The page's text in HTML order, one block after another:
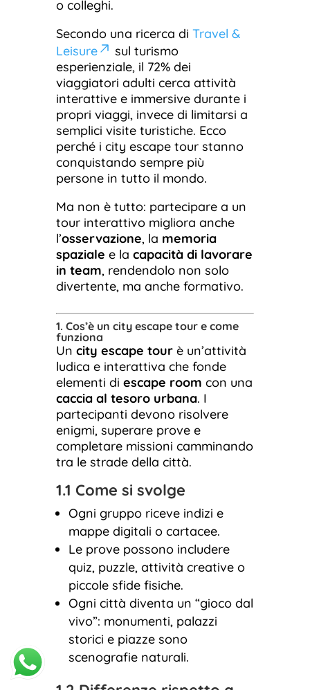
o colleghi.
Secondo una ricerca di Travel &
Leisure
sul turismo
esperienziale, il 72% dei
viaggiatori adulti cerca attività
interattive e immersive durante i
propri viaggi, invece di limitarsi a
semplici visite turistiche. Ecco
perché i city escape tour stanno
conquistando sempre più
persone in tutto il mondo.
Ma non è tutto: partecipare a un
tour interattivo migliora anche
l’osservazione, la memoria
spaziale e la capacità di lavorare
in team, rendendolo non solo
divertente, ma anche formativo.
1. Cos’è un city escape tour e come
funziona
Un city escape tourè un’attività
ludica e interattiva che fonde
elementi di escape room con una
caccia al tesoro urbana. I
partecipanti devono risolvere
enigmi, superare prove e
completare missioni camminando
tra le strade della città.
1.1 Come si svolge
Ogni gruppo riceve indizi e
mappe digitali o cartacee.
Le prove possono includere
quiz, puzzle, attività creative o
piccole sfide fisiche.
Ogni città diventa un “gioco dal
vivo”: monumenti, palazzi
storici e piazze sono
scenografie naturali.